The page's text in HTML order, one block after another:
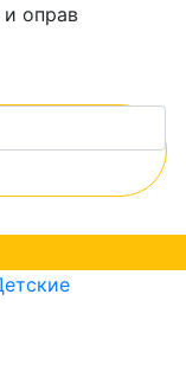
и оправ